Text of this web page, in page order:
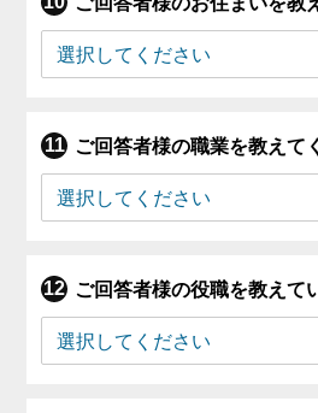
ご回答者様の職業を教えて
ご回答者様の役職を教えて